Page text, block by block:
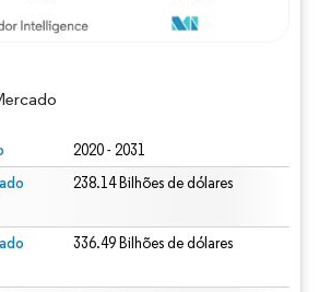
2020 - 2031
238.14 Bilhões de dólares
336.49 Bilhões de dólares